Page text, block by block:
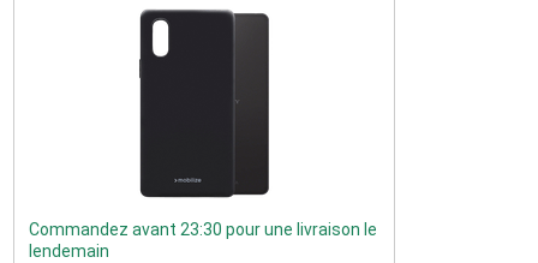
Commandez avant 23:30 pour une livraison le
lendemain